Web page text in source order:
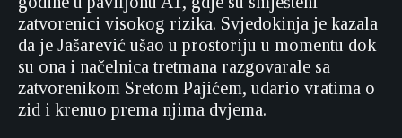
zatvorenici visokog rizika. Svjedokinja je kazala
da je Jašarević ušao u prostoriju u momentu dok
su ona i načelnica tretmana razgovarale sa
zatvorenikom Sretom Pajićem, udario vratima o
zid i krenuo prema njima dvjema.